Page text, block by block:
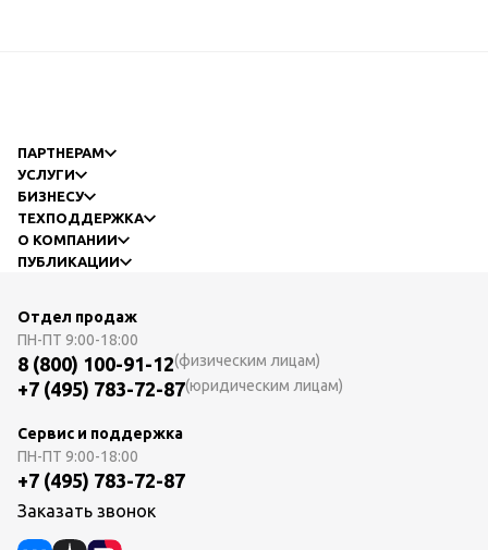
ПАРТНЕРАМ
УСЛУГИ
БИЗНЕСУ
ТЕХПОДДЕРЖКА
О КОМПАНИИ
ПУБЛИКАЦИИ
Отдел продаж
ПН-ПТ 9:00-18:00
8 (800) 100-91-12(физическим лицам)
+7 (495) 783-72-87(юридическим лицам)
Сервис и поддержка
ПН-ПТ 9:00-18:00
+7 (495) 783-72-87
Заказать звонок